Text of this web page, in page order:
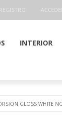
REGISTRO
INTERIOR
GLOSS WHITE